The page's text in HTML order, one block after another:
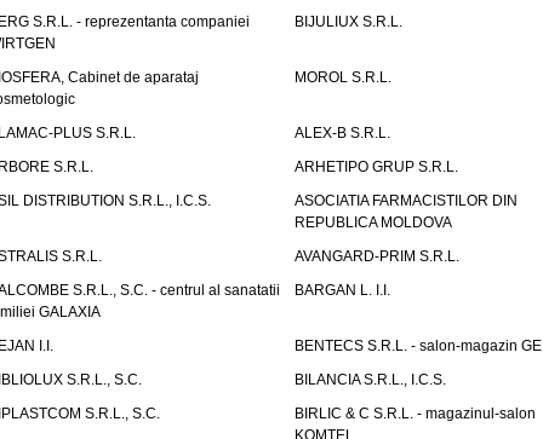
S.R.L. - reprezentanta companiei
BIJULIUX S.R.L.
Cabinet de aparataj
MOROL S.R.L.
PLUS S.R.L.
ALEX-B S.R.L.
S.R.L.
ARHETIPO GRUP S.R.L.
DISTRIBUTION S.R.L., I.C.S.
ASOCIATIA FARMACISTILOR DIN
REPUBLICA MOLDOVA
S.R.L.
AVANGARD-PRIM S.R.L.
S.R.L., S.C. - centrul al sanatatii
GALAXIA
BARGAN L. I.I.
I.I.
BENTECS S.R.L. - salon-magazin
S.R.L., S.C.
BILANCIA S.R.L., I.C.S.
S.R.L., S.C.
BIRLIC & C S.R.L. - magazinul-salon
KOMTEL